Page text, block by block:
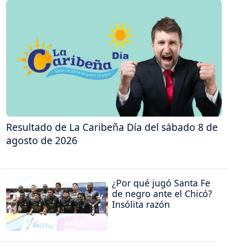
Resultado de La Caribeña Día del sábado 8 de
agosto de 2026
¿Por qué jugó Santa Fe
de negro ante el Chicó?
Insólita razón